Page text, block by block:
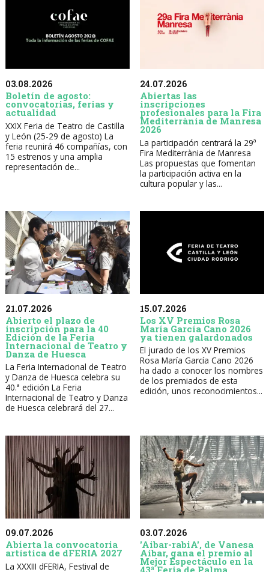
03.08.2026
Boletín de agosto:
convocatorias, ferias y
actualidad
XXIX Feria de Teatro de Castilla
y León (25-29 de agosto) La
feria reunirá 46 compañías, con
15 estrenos y una amplia
representación de...
24.07.2026
Abiertas las
inscripciones
profesionales para la Fira
Mediterrània de Manresa
2026
La participación centrará la 29ª
Fira Mediterrània de Manresa
Las propuestas que fomentan
la participación activa en la
cultura popular y las...
21.07.2026
Abierto el plazo de
inscripción para la 40
Edición de la Feria
Internacional de Teatro y
Danza de Huesca
La Feria Internacional de Teatro
y Danza de Huesca celebra su
40.ª edición La Feria
Internacional de Teatro y Danza
de Huesca celebrará del 27...
15.07.2026
Los XV Premios Rosa
María García Cano 2026
ya tienen galardonados
El jurado de los XV Premios
Rosa María García Cano 2026
ha dado a conocer los nombres
de los premiados de esta
edición, unos reconocimientos...
09.07.2026
Abierta la convocatoria
artística de dFERIA 2027
La XXXIII dFERIA, Festival de
03.07.2026
'Aibar-rabiA', de Vanesa
Aibar, gana el premio al
Mejor Espectáculo en la